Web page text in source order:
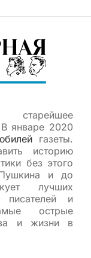
старейшее
январе 2020
газеты.
историю
без этого
и до
лучших
писателей и
острые
и жизни в